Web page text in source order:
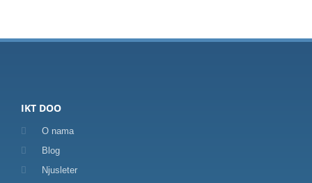
IKT DOO
O nama
Blog
Njusleter